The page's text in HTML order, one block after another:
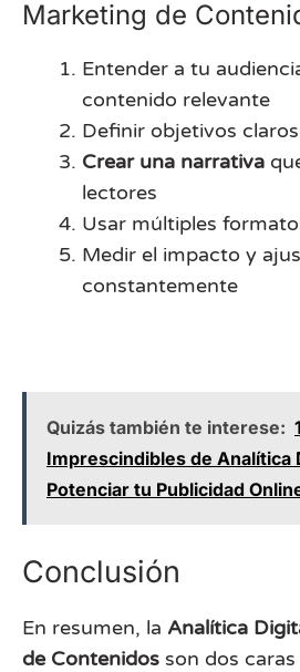
Marketing de
Entender a tu
contenido relevante
Definir objetivos
Crear una narrativa
lectores
Usar múltiples
Medir el impacto y
constantemente
Quizás también te interese:
Imprescindibles de Analítica
Potenciar tu Publicidad
Conclusión
En resumen, la Analítica
de Contenidos son dos